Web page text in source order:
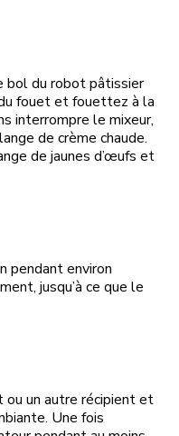
bol du robot pâtissier
fouet et fouettez à la
interrompre le mixeur,
de crème chaude.
de jaunes d’œufs et
pendant environ
jusqu’à ce que le
ou un autre récipient et
Une fois